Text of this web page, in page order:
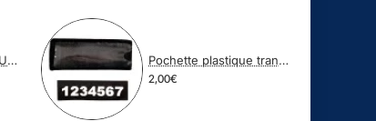
COSTUME NOIR SECURITE PRIVEE Pochette plastique transparente avec NUB
2,00€